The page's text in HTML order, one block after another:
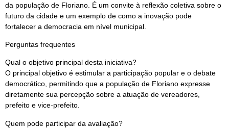
da população de Floriano. É um convite à reflexão coletiva sobre o
futuro da cidade e um exemplo de como a inovação pode
fortalecer a democracia em nível municipal.
Perguntas frequentes
Qual o objetivo principal desta iniciativa?
O principal objetivo é estimular a participação popular e o debate
democrático, permitindo que a população de Floriano expresse
diretamente sua percepção sobre a atuação de vereadores,
prefeito e vice-prefeito.
Quem pode participar da avaliação?